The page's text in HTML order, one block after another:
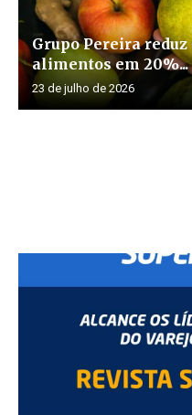
Grupo Pereira
alimentos em 20%...
23 de julho de 2026